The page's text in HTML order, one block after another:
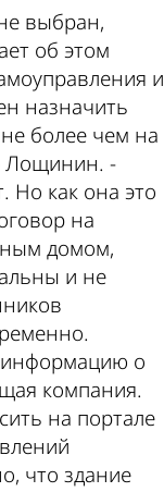
выбран,
об этом
и
назначить
более чем на
Лощинин. -
Но как она это
на
домом,
и не
информацию о
компания.
на портале
что здание